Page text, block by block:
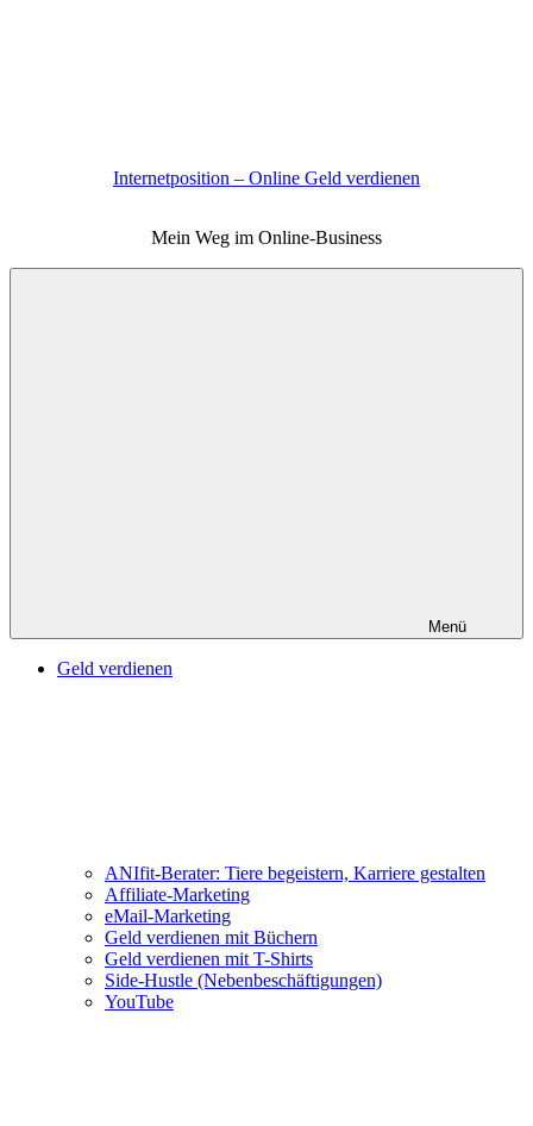
Internetposition – Online Geld verdienen
Mein Weg im Online-Business
Menü
Geld verdienen
ANIfit-Berater: Tiere begeistern, Karriere gestalten
Affiliate-Marketing
eMail-Marketing
Geld verdienen mit Büchern
Geld verdienen mit T-Shirts
Side-Hustle (Nebenbeschäftigungen)
YouTube